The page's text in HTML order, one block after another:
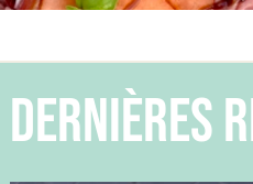
dernières